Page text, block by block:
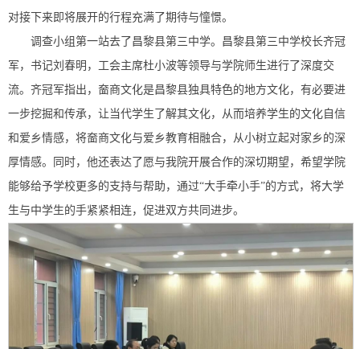
对接下来即将展开的行程充满了期待与憧憬。
调查小组第一站去了昌黎县第三中学。昌黎县第三中学校长齐冠
军，书记刘春明，工会主席杜小波等领导与学院师生进行了深度交
流。齐冠军指出，奤商文化是昌黎县独具特色的地方文化，有必要进
一步挖掘和传承，让当代学生了解其文化，从而培养学生的文化自信
和爱乡情感，将奤商文化与爱乡教育相融合，从小树立起对家乡的深
厚情感。同时，他还表达了愿与我院开展合作的深切期望，希望学院
能够给予学校更多的支持与帮助，通过“大手牵小手”的方式，将大学
生与中学生的手紧紧相连，促进双方共同进步。